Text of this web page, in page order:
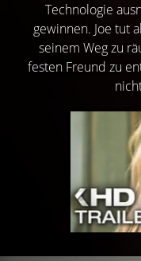
Technologie
gewinnen. Joe tut
seinem Weg zu
festen Freund zu